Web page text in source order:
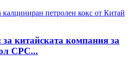
китайската компания за
CPC...